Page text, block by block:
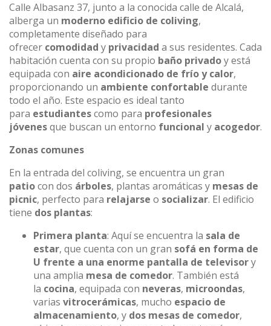
Calle Albasanz 37, junto a la conocida calle de Alcalá,
alberga un moderno edificio de coliving,
completamente diseñado para
ofrecer comodidad y privacidad a sus residentes. Cada
habitación cuenta con su propio baño privadoy está
equipada con aire acondicionado de frío y calor,
proporcionando un ambiente confortable durante
todo el año. Este espacio es ideal tanto
para estudiantescomo para profesionales
jóvenesque buscan un entorno funcional y acogedor.
Zonas comunes
En la entrada del coliving, se encuentra un gran
patiocon dos árboles, plantas aromáticas y mesas de
picnic, perfecto para relajarse o socializar. El edificio
tiene dos plantas:
Primera planta: Aquí se encuentra la sala de
estar, que cuenta con un gran sofá en forma de
U frente a una enorme pantalla de televisory
una amplia mesa de comedor. También está
la cocina, equipada con neveras, microondas,
varias vitrocerámicas, mucho espacio de
almacenamiento, y dos mesas de comedor,